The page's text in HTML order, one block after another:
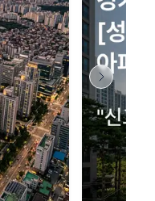
안내
도를 불러올 수 없습니다.
합니다.